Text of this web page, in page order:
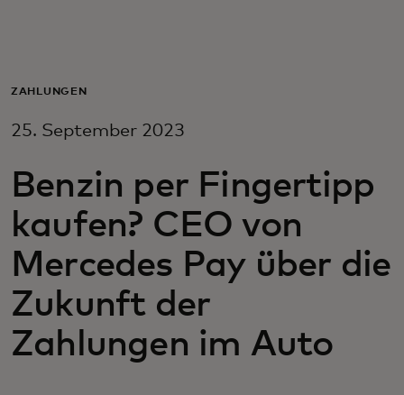
Für Unternehmen
Für Innovatoren
Neuigkeiten und Trends
ZAHLUNGEN
25. September 2023
Benzin per Fingertipp
kaufen? CEO von
Mercedes Pay über die
Zukunft der
Zahlungen im Auto